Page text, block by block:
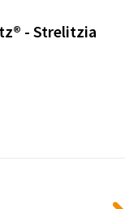
- Strelitzia